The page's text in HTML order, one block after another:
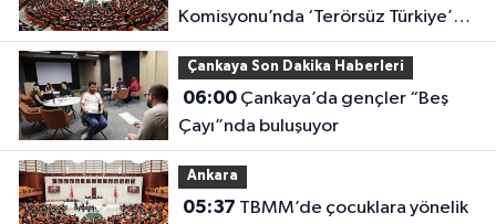
Komisyonu’nda ‘Terörsüz Türkiye’
çerçeve yasası görüşülüyor
Çankaya Son Dakika Haberleri
06:00Çankaya’da gençler “Beş
Çayı”nda buluşuyor
Ankara
05:37